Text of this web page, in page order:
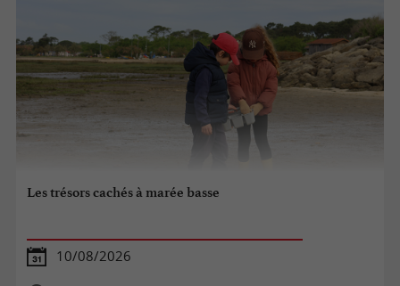
Les trésors cachés à marée basse
10/08/2026